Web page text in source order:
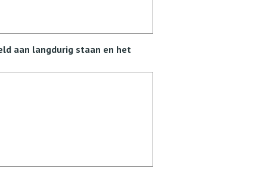
aan langdurig staan en het